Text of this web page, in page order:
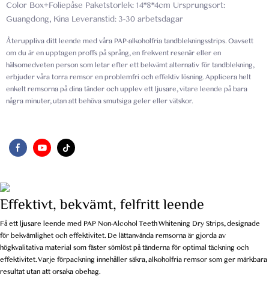
Color Box+Foliepåse Paketstorlek: 14*8*4cm Ursprungsort:
Guangdong, Kina Leveranstid: 3-30 arbetsdagar
Återuppliva ditt leende med våra PAP-alkoholfria tandblekningsstrips. Oavsett
om du är en upptagen proffs på språng, en frekvent resenär eller en
hälsomedveten person som letar efter ett bekvämt alternativ för tandblekning,
erbjuder våra torra remsor en problemfri och effektiv lösning. Applicera helt
enkelt remsorna på dina tänder och upplev ett ljusare, vitare leende på bara
några minuter, utan att behöva smutsiga geler eller vätskor.
Effektivt, bekvämt, felfritt leende
Få ett ljusare leende med PAP Non-Alcohol Teeth Whitening Dry Strips, designade
för bekvämlighet och effektivitet. De lättanvända remsorna är gjorda av
högkvalitativa material som fäster sömlöst på tänderna för optimal täckning och
effektivitet. Varje förpackning innehåller säkra, alkoholfria remsor som ger märkbara
resultat utan att orsaka obehag.